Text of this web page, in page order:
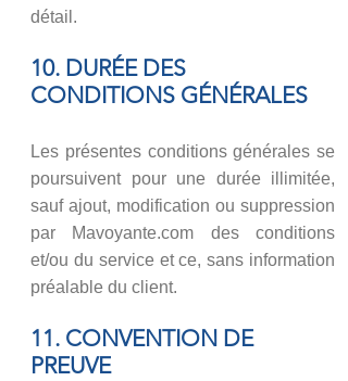
détail.
10. DURÉE DES
CONDITIONS GÉNÉRALES
Les présentes conditions générales se
poursuivent pour une durée illimitée,
sauf ajout, modification ou suppression
par ​​​​​​Mavoyante.com des conditions
et/ou du service et ce, sans information
préalable du client.
11. CONVENTION DE
PREUVE